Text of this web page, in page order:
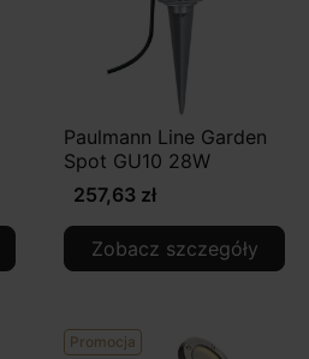
Paulmann Line Garden
Spot GU10 28W
257,63 zł
Zobacz szczegóły
Promocja